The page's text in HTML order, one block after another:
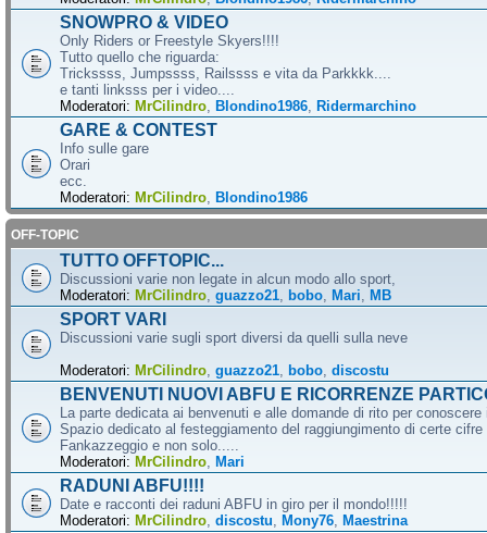
SNOWPRO & VIDEO
Only Riders or Freestyle Skyers!!!!
Tutto quello che riguarda:
Trickssss, Jumpssss, Railssss e vita da Parkkkk....
e tanti linksss per i video....
Moderatori: MrCilindro Blondino1986 Ridermarchino
GARE & CONTEST
Info sulle gare
Orari
ecc.
Moderatori: MrCilindro Blondino1986
OFF-TOPIC
TUTTO OFFTOPIC...
Discussioni varie non legate in alcun modo allo sport,
Moderatori: MrCilindro guazzo21 bobo Mari MB
SPORT VARI
Discussioni varie sugli sport diversi da quelli sulla neve
Moderatori: MrCilindro guazzo21 bobo discostu
BENVENUTI NUOVI ABFU E RICORRENZE
La parte dedicata ai benvenuti e alle domande di rito per
Spazio dedicato al festeggiamento del raggiungimento di certe cifre
Fankazzeggio e non solo.....
Moderatori: MrCilindro Mari
RADUNI ABFU!!!!
Date e racconti dei raduni ABFU in giro per il mondo!!!!!
Moderatori: MrCilindro discostu Mony76 Maestrina